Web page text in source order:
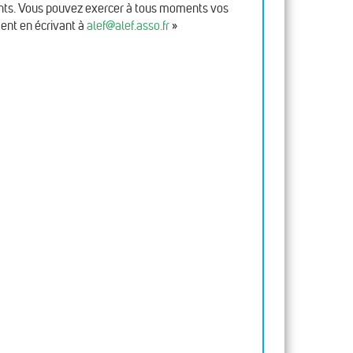
Vous pouvez exercer à tous moments vos
en écrivant à alef@alef.asso.fr»